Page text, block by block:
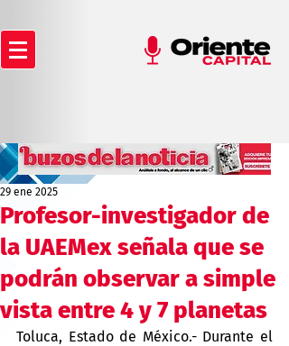
Profesor-investigador de
la UAEMex señala que se
podrán observar a simple
vista entre 4 y 7 planetas
29 ene 2025
Toluca, Estado de México.- Durante el